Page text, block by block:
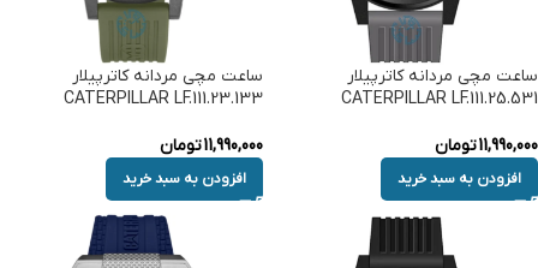
ساعت مچی مردانه کاترپیلار
CATERPILLAR LF.111.25.531
11,990,000تومان
افزودن به سبد خرید
ساعت مچی مردانه کاترپیلار
CATERPILLAR LF.111.23.133
11,990,000تومان
افزودن به سبد خرید